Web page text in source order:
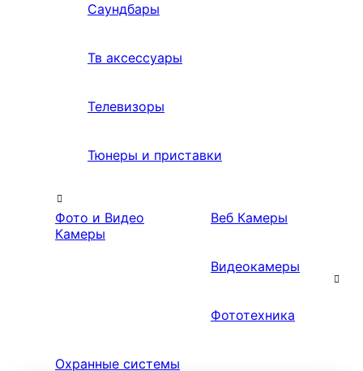
Саундбары
Тв аксессуары
Телевизоры
Тюнеры и приставки
Фото и Видео
Камеры
Веб Камеры
Видеокамеры
Фототехника
Охранные системы